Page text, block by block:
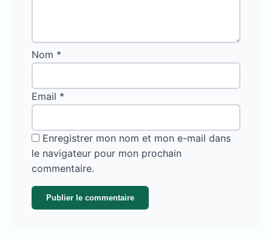
Nom *
Email *
Enregistrer mon nom et mon e-mail dans
le navigateur pour mon prochain
commentaire.